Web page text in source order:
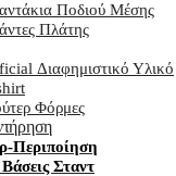
Ποδιού Μέσης
Πλάτης
Διαφημιστικό Υλικό
Φόρμες
Περιποίηση
Σταντ